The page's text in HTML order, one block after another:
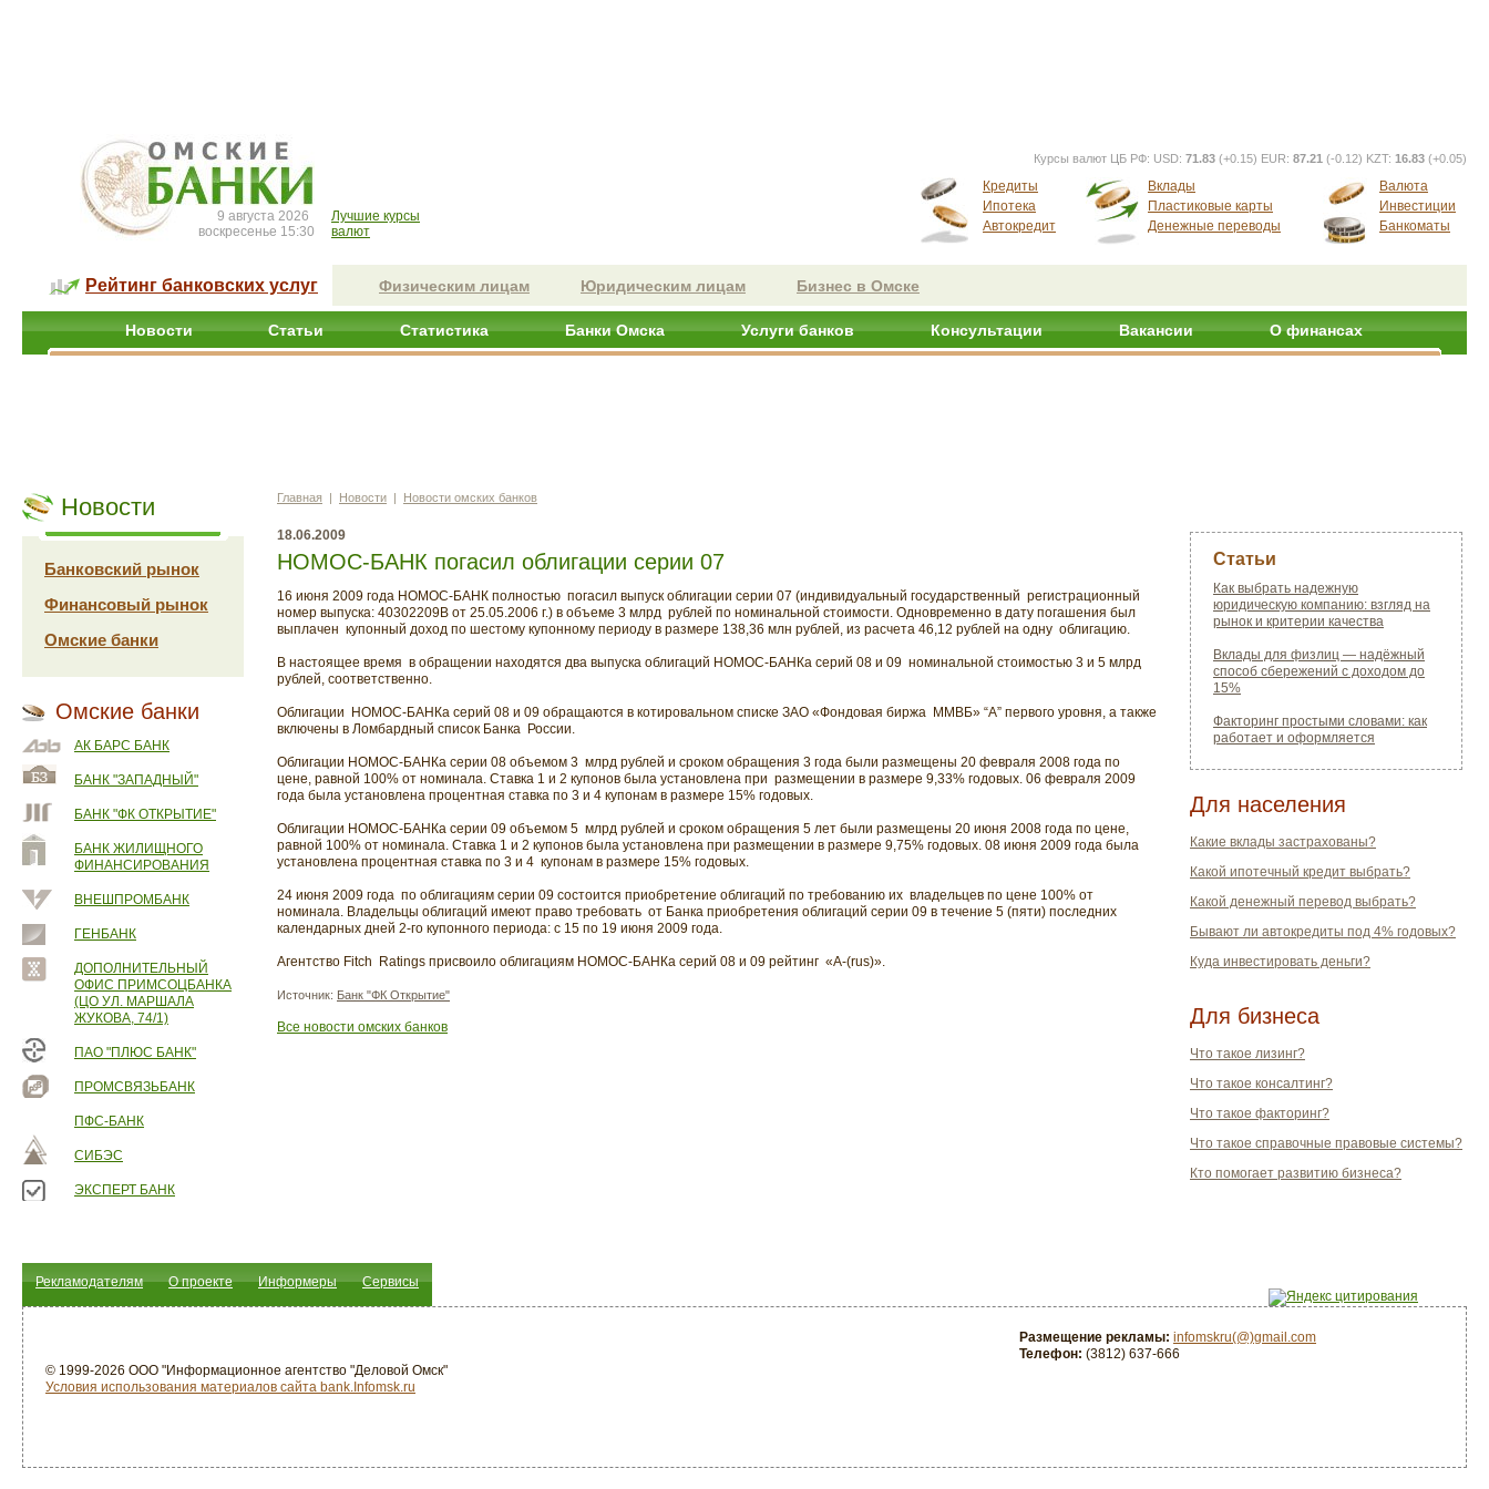
9 августа 2026
воскресенье 15:30
Лучшие курсы
валют
Курсы валют ЦБ РФ: USD: 71.83 (+0.15) EUR: 87.21 (-0.12) KZT: 16.83 (+0.05)
Кредиты
Ипотека
Автокредит
Вклады
Пластиковые карты
Денежные переводы
Валюта
Инвестиции
Банкоматы
Рейтинг банковских услуг Физическим лицам Юридическим лицам Бизнес в Омске
Новости Статьи Статистика Банки Омска Услуги банков Консультации Вакансии О финансах
Новости
Банковский рынок
Финансовый рынок
Омские банки
Омские банки
АК БАРС БАНК
БАНК "ЗАПАДНЫЙ"
БАНК "ФК ОТКРЫТИЕ"
БАНК ЖИЛИЩНОГО
ФИНАНСИРОВАНИЯ
ВНЕШПРОМБАНК
ГЕНБАНК
ДОПОЛНИТЕЛЬНЫЙ
ОФИС ПРИМСОЦБАНКА
(ЦО УЛ. МАРШАЛА
ЖУКОВА, 74/1)
ПАО "ПЛЮС БАНК"
ПРОМСВЯЗЬБАНК
ПФС-БАНК
СИБЭС
ЭКСПЕРТ БАНК
Главная | Новости | Новости омских банков
18.06.2009
НОМОС-БАНК погасил облигации серии 07
16 июня 2009 года НОМОС-БАНК полностью погасил выпуск облигации серии 07 (индивидуальный государственный регистрационный
номер выпуска: 40302209В от 25.05.2006 г.) в объеме 3 млрд рублей по номинальной стоимости. Одновременно в дату погашения был
выплачен купонный доход по шестому купонному периоду в размере 138,36 млн рублей, из расчета 46,12 рублей на одну облигацию.
В настоящее время в обращении находятся два выпуска облигаций НОМОС-БАНКа серий 08 и 09 номинальной стоимостью 3 и 5 млрд
рублей, соответственно.
Облигации НОМОС-БАНКа серий 08 и 09 обращаются в котировальном списке ЗАО «Фондовая биржа ММВБ» “А” первого уровня, а также
включены в Ломбардный список Банка России.
Облигации НОМОС-БАНКа серии 08 объемом 3 млрд рублей и сроком обращения 3 года были размещены 20 февраля 2008 года по
цене, равной 100% от номинала. Ставка 1 и 2 купонов была установлена при размещении в размере 9,33% годовых. 06 февраля 2009
года была установлена процентная ставка по 3 и 4 купонам в размере 15% годовых.
Облигации НОМОС-БАНКа серии 09 объемом 5 млрд рублей и сроком обращения 5 лет были размещены 20 июня 2008 года по цене,
равной 100% от номинала. Ставка 1 и 2 купонов была установлена при размещении в размере 9,75% годовых. 08 июня 2009 года была
установлена процентная ставка по 3 и 4 купонам в размере 15% годовых.
24 июня 2009 года по облигациям серии 09 состоится приобретение облигаций по требованию их владельцев по цене 100% от
номинала. Владельцы облигаций имеют право требовать от Банка приобретения облигаций серии 09 в течение 5 (пяти) последних
календарных дней 2-го купонного периода: с 15 по 19 июня 2009 года.
Агентство Fitch Ratings присвоило облигациям НОМОС-БАНКа серий 08 и 09 рейтинг «A-(rus)».
Источник: Банк "ФК Открытие"
Все новости омских банков
Статьи
Как выбрать надежную
юридическую компанию: взгляд на
рынок и критерии качества
Вклады для физлиц — надёжный
способ сбережений с доходом до
15%
Факторинг простыми словами: как
работает и оформляется
Для населения
Какие вклады застрахованы?
Какой ипотечный кредит выбрать?
Какой денежный перевод выбрать?
Бывают ли автокредиты под 4% годовых?
Куда инвестировать деньги?
Для бизнеса
Что такое лизинг?
Что такое консалтинг?
Что такое факторинг?
Что такое справочные правовые системы?
Кто помогает развитию бизнеса?
Рекламодателям О проекте Информеры Сервисы
© 1999-2026 ООО "Информационное агентство "Деловой Омск"
Условия использования материалов сайта bank.Infomsk.ru
Размещение рекламы: infomskru(@)gmail.com
Телефон: (3812) 637-666